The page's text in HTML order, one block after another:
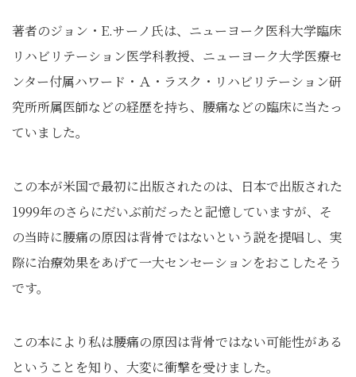
著者のジョン・E.サーノ氏は、ニューヨーク医科大学臨床
リハビリテーション医学科教授、ニューヨーク大学医療セ
ンター付属ハワード・Ａ・ラスク・リハビリテーション研
究所所属医師などの経歴を持ち、腰痛などの臨床に当たっ
ていました。
この本が米国で最初に出版されたのは、日本で出版された
1999年のさらにだいぶ前だったと記憶していますが、そ
の当時に腰痛の原因は背骨ではないという説を提唱し、実
際に治療効果をあげて一大センセーションをおこしたそう
です。
この本により私は腰痛の原因は背骨ではない可能性がある
ということを知り、大変に衝撃を受けました。